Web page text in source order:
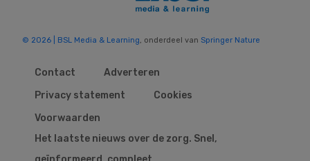
© 2026 | BSL Media & Learning , onderdeel van Springer Nature
Contact
Adverteren
Privacy statement
Cookies
Voorwaarden
Het laatste nieuws over de zorg. Snel,